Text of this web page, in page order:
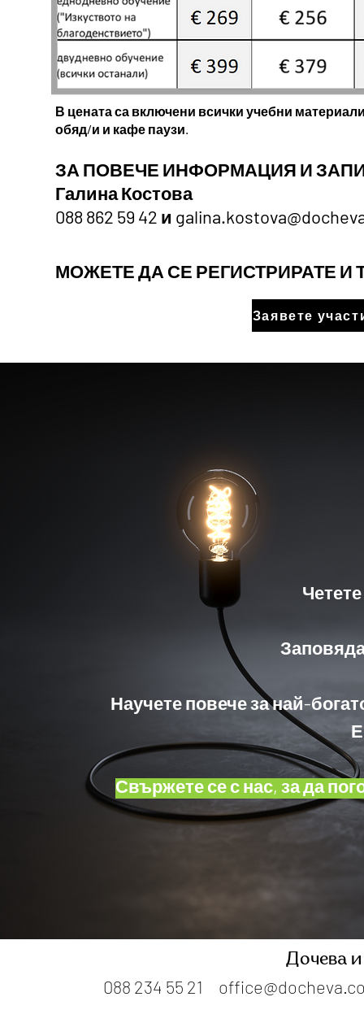
В цената са включени всички учебни
обяд/и и кафе паузи.
ЗА ПОВЕЧЕ ИНФОРМАЦИЯ И
Галина Костова
088 862 59 42 и
МОЖЕТЕ ДА СЕ РЕГИСТРИРАТЕ
Заявете
Научете повече за най-
Свържете се с нас, за да
Дочева
088 234 55 21